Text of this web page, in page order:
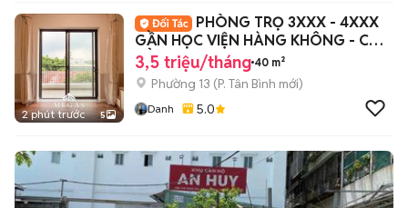
2 phút trước 5
PHÒNG TRỌ 3XXX - 4XXX
GẦN HỌC VIỆN HÀNG KHÔNG - CAO
ĐẲNG Y PNT
3,5 triệu/tháng 40 m²
Phường 13 (P. Tân Bình mới)
Danh 5.0